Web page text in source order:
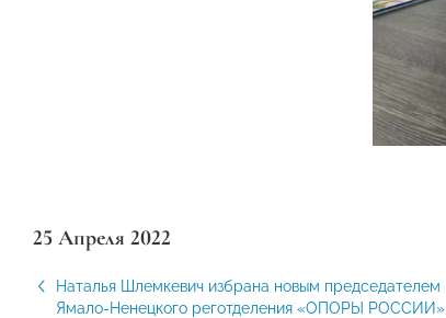
25 Апреля 2022
Наталья Шлемкевич избрана новым председателем
Ямало-Ненецкого реготделения «ОПОРЫ РОССИИ»